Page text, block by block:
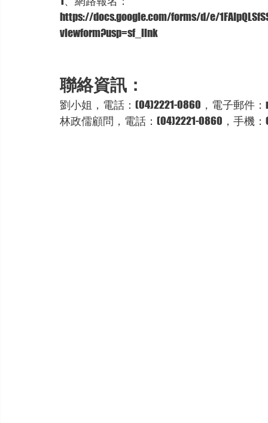
https://docs.google.com/forms/d/e/
viewform?usp=sf_link
聯絡資訊：
劉小姐，電話：(04)2221-0860，電子郵件：
林政儒顧問，電話：(04)2221-0860，手機